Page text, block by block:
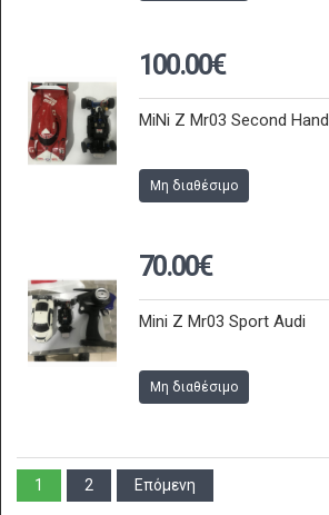
100.00€
MiNi Z Mr03 Second Hand
Μη διαθέσιμο
70.00€
Mini Z Mr03 Sport Audi
Μη διαθέσιμο
1 2 Επόμενη